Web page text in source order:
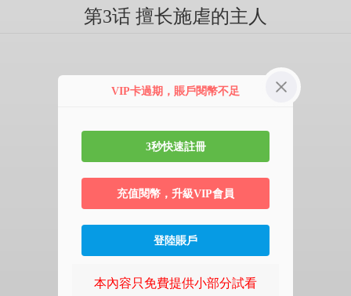
第3话 擅长施虐的主人
VIP卡過期，賬戶閱幣不足
3秒快速註冊
充值閱幣，升級VIP會員
登陸賬戶
本內容只免費提供小部分試看